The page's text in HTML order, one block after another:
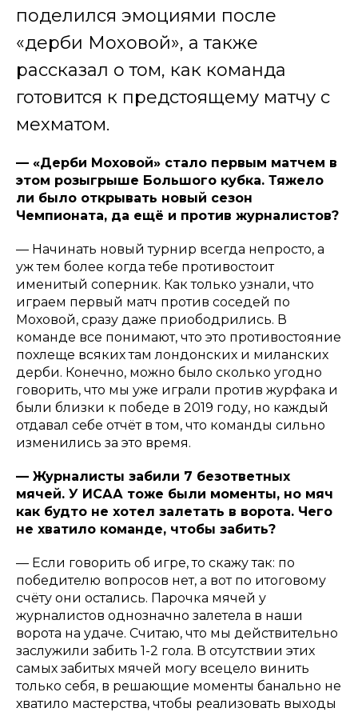
поделился эмоциями после
«дерби Моховой», а также
рассказал о том, как команда
готовится к предстоящему матчу с
мехматом.
— «Дерби Моховой» стало первым матчем в
этом розыгрыше Большого кубка. Тяжело
ли было открывать новый сезон
Чемпионата, да ещё и против журналистов?
— Начинать новый турнир всегда непросто, а
уж тем более когда тебе противостоит
именитый соперник. Как только узнали, что
играем первый матч против соседей по
Моховой, сразу даже приободрились. В
команде все понимают, что это противостояние
похлеще всяких там лондонских и миланских
дерби. Конечно, можно было сколько угодно
говорить, что мы уже играли против журфака и
были близки к победе в 2019 году, но каждый
отдавал себе отчёт в том, что команды сильно
изменились за это время.
— Журналисты забили 7 безответных
мячей. У ИСАА тоже были моменты, но мяч
как будто не хотел залетать в ворота. Чего
не хватило команде, чтобы забить?
— Если говорить об игре, то скажу так: по
победителю вопросов нет, а вот по итоговому
счёту они остались. Парочка мячей у
журналистов однозначно залетела в наши
ворота на удаче. Считаю, что мы действительно
заслужили забить 1-2 гола. В отсутствии этих
самых забитых мячей могу всецело винить
только себя, в решающие моменты банально не
хватило мастерства, чтобы реализовать выходы